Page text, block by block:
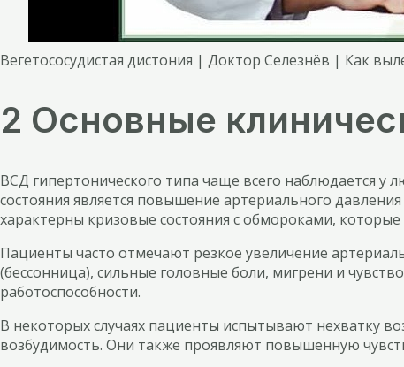
Вегетососудистая дистония | Доктор Селезнёв | Как
2 Основные
ВСД гипертонического типа чаще всего наблюдается у
состояния является повышение артериального
характерны кризовые состояния с обмороками,
Пациенты часто отмечают резкое увеличение
(бессонница), сильные головные боли, мигрени и
работоспособности.
В некоторых случаях пациенты испытывают нехватку
возбудимость. Они также проявляют повышенную